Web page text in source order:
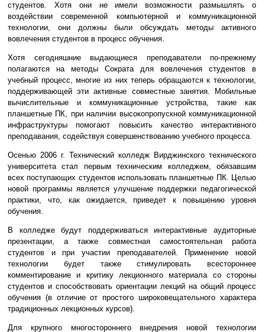
студентов. Хотя они не имели возможности размышлять о
воздействии современной компьютерной и коммуникационной
технологии, они должны были обсуждать методы активного
вовлечения студентов в процесс обучения.
Хотя сегодняшние выдающиеся преподаватели по-прежнему
полагаются на методы Сократа для вовлечения студентов в
учебный процесс, многие из них теперь обращаются к технологии,
поддерживающей эти активные совместные занятия. Мобильные
вычислительные и коммуникационные устройства, такие как
планшетные ПК, при наличии высокопропускной коммуникационной
инфраструктуры помогают повысить качество интерактивного
преподавания, содействуя совершенствованию учебного процесса.
Осенью 2006 г. Технический колледж Вирджинского технического
университета стал первым техническим колледжем, обязавшим
всех поступающих студентов использовать планшетные ПК. Целью
новой программы является улучшение поддержки педагогической
практики, что, как ожидается, приведет к повышению уровня
обучения.
В колледже будут поддерживаться интерактивные аудиторные
презентации, а также совместная самостоятельная работа
студентов и при участии преподавателей. Применение новой
технологии будет также стимулировать всестороннее
комментирование и критику лекционного материала со стороны
студентов и способствовать ориентации лекций на общий процесс
обучения (в отличие от простого широковещательного характера
традиционных лекционных курсов).
Для крупного многостороннего внедрения новой технологии